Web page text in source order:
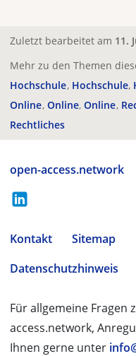
Zuletzt bearbeitet am 11.
Mehr zu den Themen
Hochschule Hochschule
Online Online Online
Rechtliches
open-access.network
Kontakt Sitemap
Datenschutzhinweis
Für allgemeine Fragen
access.network,
Ihnen gerne unter